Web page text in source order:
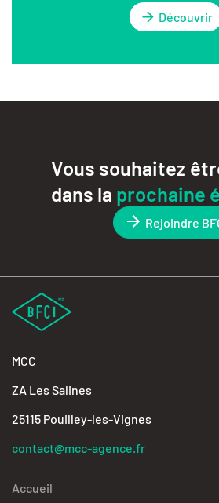
Découvrir
Vous souhaitez
dans la prochaine
Rejoindre
MCC
ZA Les Salines
25115 Pouilley-les-Vignes
contact@mcc-agence.fr
Accueil